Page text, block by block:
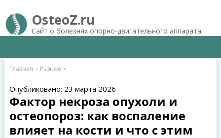
OsteoZ.ru
Сайт о болезнях опорно-двигательного аппарата
Главная Разное
Опубликовано: 23 марта 2026
Фактор некроза опухоли и
остеопороз: как воспаление
влияет на кости и что с этим